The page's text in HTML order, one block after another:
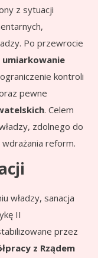
z sytuacji
Po przewrocie
umiarkowanie
kontroli
pewne
. Celem
zdolnego do
reform.
władzy, sanacja
II
przez
z Rządem